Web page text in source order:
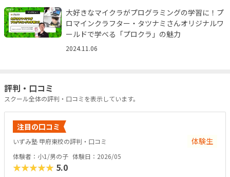
大好きなマイクラがプログラミングの学習に！プ
ロマインクラフター・タツナミさんオリジナルワ
ールドで学べる「プロクラ」の魅力
2024.11.06
評判・口コミ
スクール全体の評判・口コミを表示しています。
注目の口コミ
いずみ塾 甲府東校の評判・口コミ 体験生
体験者：小1/男の子 体験日：2026/05
★★★★★ 5.0